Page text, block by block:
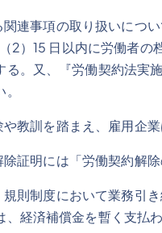
連事項の取り扱いにつ
2）15 日以内に労働者
。又、『労働契約法
教訓を踏まえ、雇用企
証明には「労働契約解
則制度において業務引
経済補償金を暫く支払わ